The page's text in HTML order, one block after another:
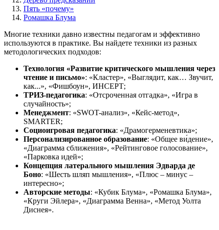
Пять «почему»
Ромашка Блума
Многие техники давно известны педагогам и эффективно
используются в практике. Вы найдете техники из разных
методологических подходов:
Технология «Развитие критического мышления через
чтение и письмо»: «Кластер», «Выглядит, как… Звучит,
как...», «Фишбоун», ИНСЕРТ;
ТРИЗ-педагогика: «Отсроченная отгадка», «Игра в
случайность»;
Менеджмент: «SWOT-анализ», «Кейс-метод»,
SMARTER;
Социоигровая педагогика: «Драмогерменевтика»;
Персонализированное образование: «Общее ви́дение»,
«Диаграмма сближения», «Рейтинговое голосование»,
«Парковка идей»;
Концепция латерального мышления Эдварда де
Боно: «Шесть шляп мышления», «Плюс – минус –
интересно»;
Авторские методы: «Кубик Блума», «Ромашка Блума»,
«Круги Эйлера», «Диаграмма Венна», «Метод Уолта
Диснея».